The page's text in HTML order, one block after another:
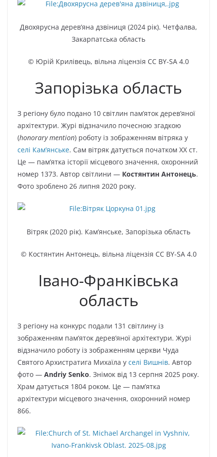
Двохярусна дерев’яна дзвіниця (2024 рік). Четфалва,
Закарпатська область
© Юрій Крилівець, вільна ліцензія CC BY-SA 4.0
Запорізька область
З регіону було подано 10 світлин пам’яток дерев’яної
архітектури. Журі відзначило почесною згадкою
(honorary mention) роботу із зображенням вітряка у
селі Кам’янське. Сам вітряк датується початком XX ст.
Це — пам’ятка історії місцевого значення, охоронний
номер 1373. Автор світлини — Костянтин Антонець.
Фото зроблено 26 липня 2020 року.
Вітряк (2020 рік). Кам’янське, Запорізька область
© Костянтин Антонець, вільна ліцензія CC BY-SA 4.0
Івано-Франківська
область
З регіону на конкурс подали 131 світлину із
зображенням пам’яток дерев’яної архітектури. Журі
відзначило роботу із зображенням церкви Чуда
Святого Архистратига Михаїла у селі Вишнів. Автор
фото — Andriy Senko. Знімок від 13 серпня 2025 року.
Храм датується 1804 роком. Це — пам’ятка
архітектури місцевого значення, охоронний номер
866.